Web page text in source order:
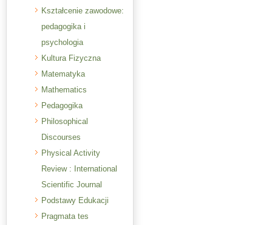
Kształcenie zawodowe:
pedagogika i
psychologia
Kultura Fizyczna
Matematyka
Mathematics
Pedagogika
Philosophical
Discourses
Physical Activity
Review : International
Scientific Journal
Podstawy Edukacji
Pragmata tes